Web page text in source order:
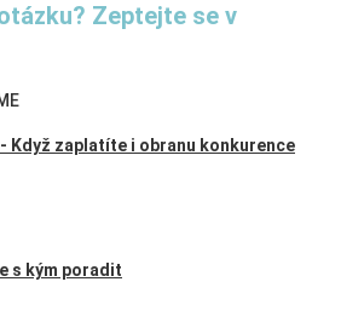
Zeptejte se v
- Když zaplatíte i obranu konkurence
s kým poradit